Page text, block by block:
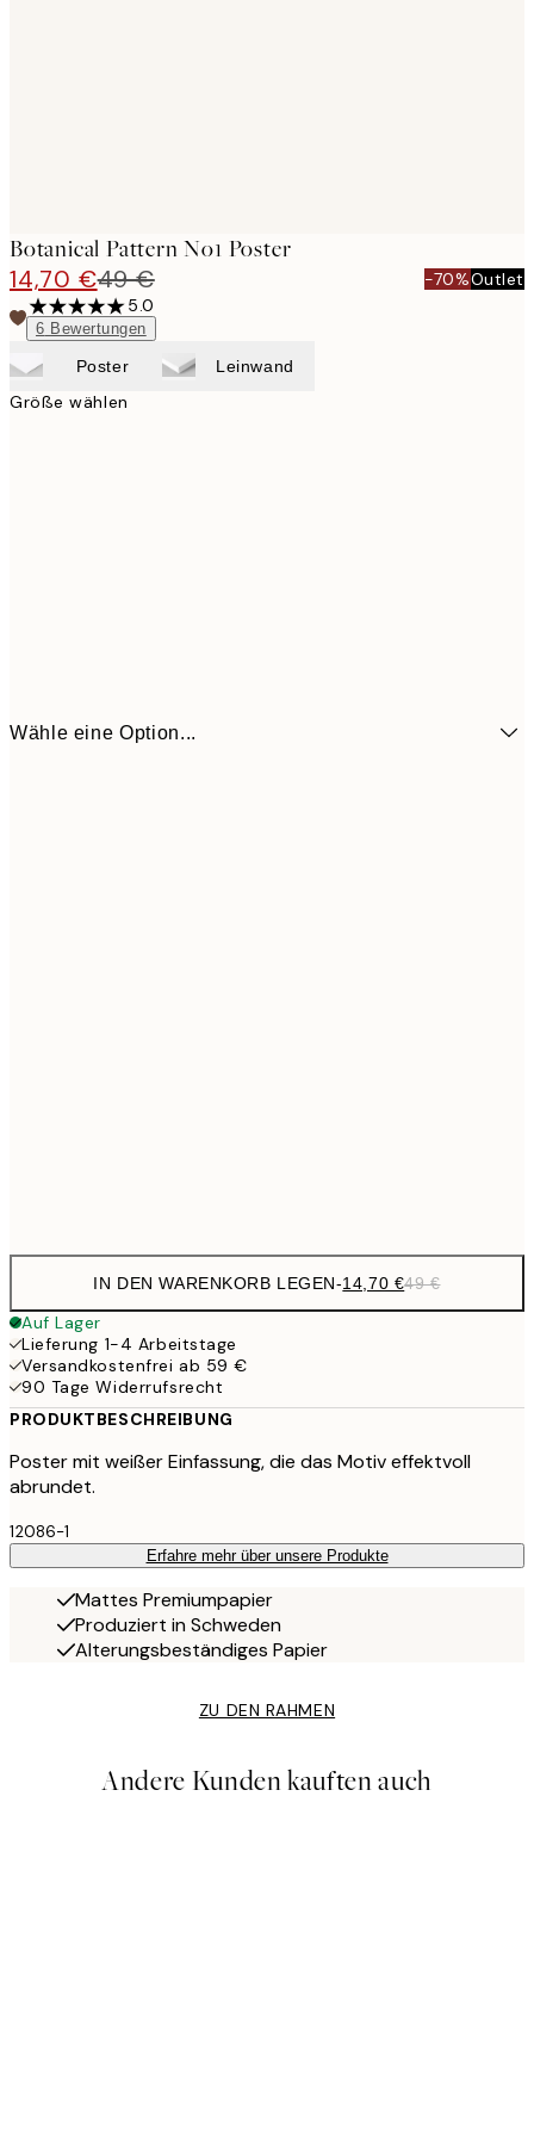
Botanical Pattern No1 Poster
14,70 €49 € -70%Outlet
5.0
6 Bewertungen
Poster Leinwand
Größe wählen
Wähle eine Option...
IN DEN WARENKORB LEGEN-14,70 €49 €
Auf Lager
Lieferung 1-4 Arbeitstage
Versandkostenfrei ab 59 €
90 Tage Widerrufsrecht
PRODUKTBESCHREIBUNG
Poster mit weißer Einfassung, die das Motiv effektvoll
abrundet.
12086-1
Erfahre mehr über unsere Produkte
Mattes Premiumpapier
Produziert in Schweden
Alterungsbeständiges Papier
ZU DEN RAHMEN
Andere Kunden kauften auch